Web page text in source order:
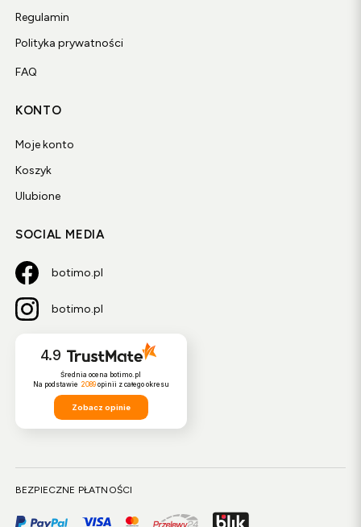
Regulamin
Polityka prywatności
FAQ
KONTO
Moje konto
Koszyk
Ulubione
SOCIAL MEDIA
botimo.pl
botimo.pl
4.9
Średnia ocena botimo.pl
Na podstawie 2089opinii z całego okresu
Zobacz opinie
BEZPIECZNE PŁATNOŚCI